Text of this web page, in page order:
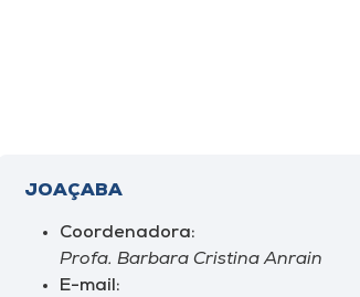
JOAÇABA
Coordenadora:
Profa. Barbara Cristina Anrain
E-mail: